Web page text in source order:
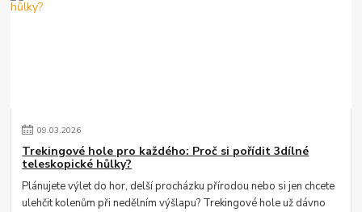
09.03.2026
Trekingové hole pro každého: Proč si pořídit 3dílné
teleskopické hůlky?
Plánujete výlet do hor, delší procházku přírodou nebo si jen chcete
ulehčit kolenům při nedělním výšlapu? Trekingové hole už dávno